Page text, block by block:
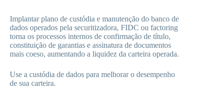
Implantar plano de custódia e manutenção do banco de
dados operados pela securitizadora, FIDC ou factoring
torna os processos internos de confirmação de título,
constituição de garantias e assinatura de documentos
mais coeso, aumentando a liquidez da carteira operada.
Use a custódia de dados para melhorar o desempenho
de sua carteira.